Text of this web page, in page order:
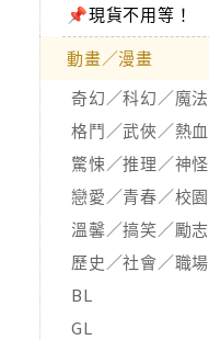
📌現貨不用等！
動畫／漫畫
奇幻／科幻／魔法
格鬥／武俠／熱血
驚悚／推理／神怪
戀愛／青春／校園
溫馨／搞笑／勵志
歷史／社會／職場
BL
GL